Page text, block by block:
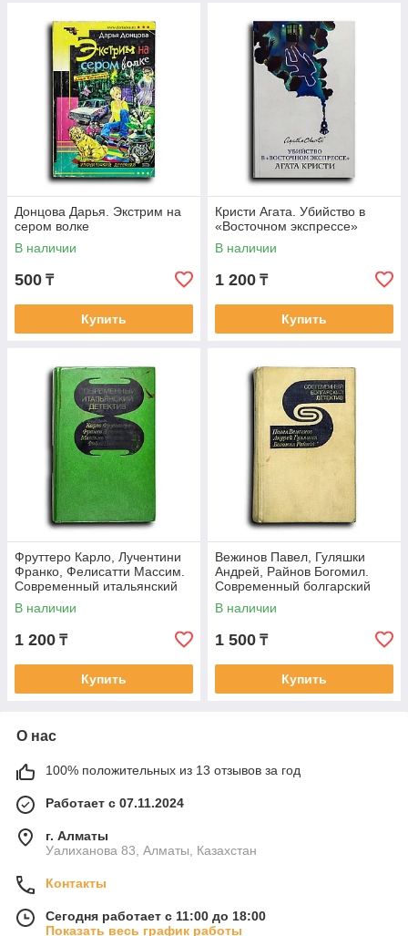
Донцова Дарья. Экстрим на
сером волке
В наличии
500 ₸
Купить
Кристи Агата. Убийство в
«Восточном экспрессе»
В наличии
1 200 ₸
Купить
Фруттеро Карло, Лучентини
Франко, Фелисатти Массим.
Современный итальянский
детектив: Его посетило в
В наличии
1 200 ₸
Купить
Вежинов Павел, Гуляшки
Андрей, Райнов Богомил.
Современный болгарский
детектив: Добровольное
признание.
В наличии
1 500 ₸
Купить
О нас
100% положительных из 13 отзывов за год
Работает с 07.11.2024
г. Алматы
Уалиханова 83, Алматы, Казахстан
Контакты
Сегодня работает с 11:00 до 18:00
Показать весь график работы